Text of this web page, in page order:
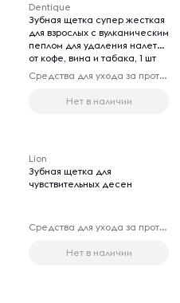
Dentique
Зубная щетка супер жесткая
для взрослых с вулканическим
пеплом для удаления налета
от кофе, вина и табака, 1 шт
Средства для ухода за протезами
Нет в наличии
Lion
Зубная щетка для
чувствительных десен
Средства для ухода за протезами
Нет в наличии